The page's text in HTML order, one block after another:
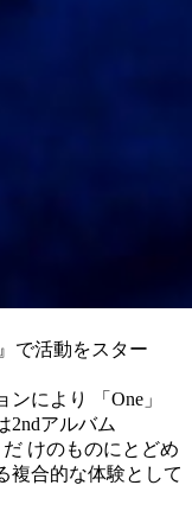
で活動をスター
により 「One」
2ndアルバム
だ けのものにとどめ
複合的な体験として